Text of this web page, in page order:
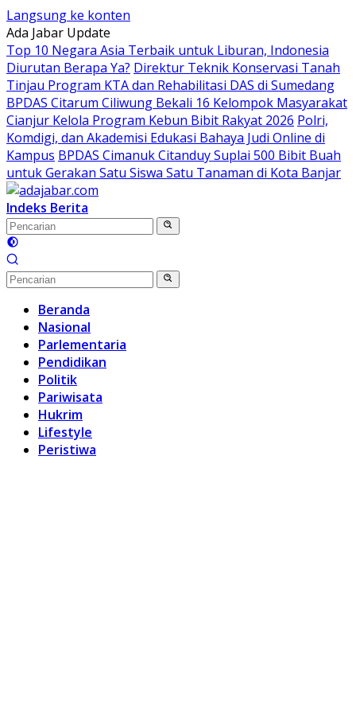
Langsung ke konten
Ada Jabar Update
Top 10 Negara Asia Terbaik untuk Liburan, Indonesia
Diurutan Berapa Ya? Direktur Teknik Konservasi Tanah
Tinjau Program KTA dan Rehabilitasi DAS di Sumedang
BPDAS Citarum Ciliwung Bekali 16 Kelompok Masyarakat
Cianjur Kelola Program Kebun Bibit Rakyat 2026 Polri,
Komdigi, dan Akademisi Edukasi Bahaya Judi Online di
Kampus BPDAS Cimanuk Citanduy Suplai 500 Bibit Buah
untuk Gerakan Satu Siswa Satu Tanaman di Kota Banjar
Indeks Berita
Beranda
Nasional
Parlementaria
Pendidikan
Politik
Pariwisata
Hukrim
Lifestyle
Peristiwa